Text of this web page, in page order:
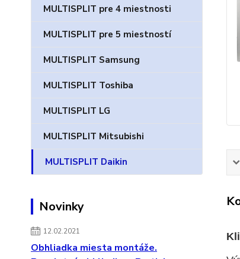
MULTISPLIT pre 4 miestnosti
MULTISPLIT pre 5 miestností
MULTISPLIT Samsung
MULTISPLIT Toshiba
MULTISPLIT LG
MULTISPLIT Mitsubishi
MULTISPLIT Daikin
Novinky
12.02.2021
Obhliadka miesta montáže.